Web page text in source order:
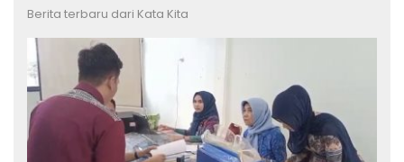
Berita terbaru dari Kata Kita